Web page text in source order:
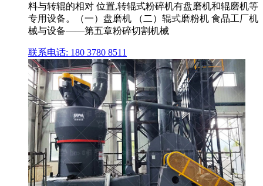
料与转辊的相对 位置,转辊式粉碎机有盘磨机和辊磨机等
专用设备。（一）盘磨机 （二）辊式磨粉机 食品工厂机
械与设备——第五章粉碎切割机械
联系电话: 180 3780 8511